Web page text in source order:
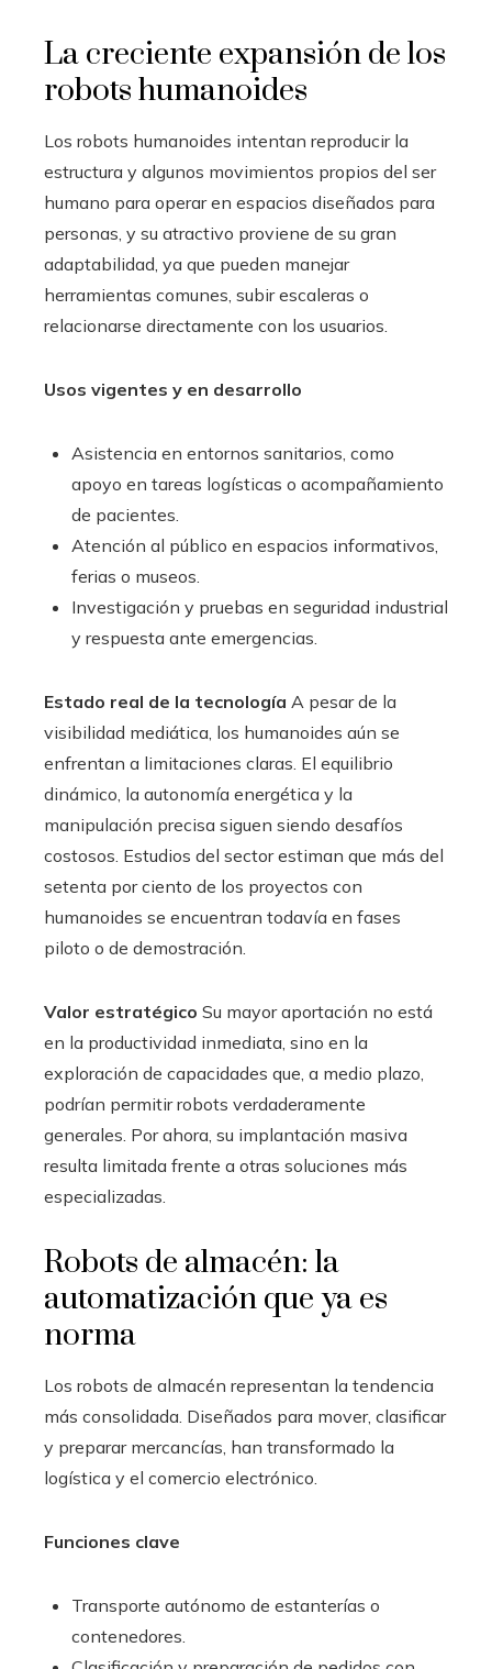
La creciente expansión de los
robots humanoides
Los robots humanoides intentan reproducir la
estructura y algunos movimientos propios del ser
humano para operar en espacios diseñados para
personas, y su atractivo proviene de su gran
adaptabilidad, ya que pueden manejar
herramientas comunes, subir escaleras o
relacionarse directamente con los usuarios.
Usos vigentes y en desarrollo
Asistencia en entornos sanitarios, como
apoyo en tareas logísticas o acompañamiento
de pacientes.
Atención al público en espacios informativos,
ferias o museos.
Investigación y pruebas en seguridad industrial
y respuesta ante emergencias.
Estado real de la tecnología A pesar de la
visibilidad mediática, los humanoides aún se
enfrentan a limitaciones claras. El equilibrio
dinámico, la autonomía energética y la
manipulación precisa siguen siendo desafíos
costosos. Estudios del sector estiman que más del
setenta por ciento de los proyectos con
humanoides se encuentran todavía en fases
piloto o de demostración.
Valor estratégico Su mayor aportación no está
en la productividad inmediata, sino en la
exploración de capacidades que, a medio plazo,
podrían permitir robots verdaderamente
generales. Por ahora, su implantación masiva
resulta limitada frente a otras soluciones más
especializadas.
Robots de almacén: la
automatización que ya es
norma
Los robots de almacén representan la tendencia
más consolidada. Diseñados para mover, clasificar
y preparar mercancías, han transformado la
logística y el comercio electrónico.
Funciones clave
Transporte autónomo de estanterías o
contenedores.